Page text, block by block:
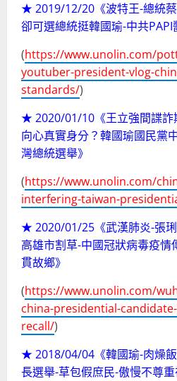
★ 2019/12/20《波特王-總統
卻可選總統挺韓國瑜-中共PAPI
(https://www.unolin.com/
youtuber-president-vlog-
standards/)
★ 2020/01/10《王立強間諜詐
向心真實身分？韓國瑜國民黨
灣總統選舉》
(https://www.unolin.com/
interfering-taiwan-
★ 2020/01/25《武漢肺炎-張
高雄市割草-中國冠狀病毒疫情
貫故鄉》
(https://www.unolin.com/
china-presidential-
recall/)
★ 2018/04/04《韓國瑜-肉燥
長選舉-草包假庶民-傲慢不尊